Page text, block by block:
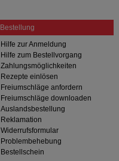
Bestellung
Hilfe zur Anmeldung
Hilfe zum Bestellvorgang
Zahlungsmöglichkeiten
Rezepte einlösen
Freiumschläge anfordern
Freiumschläge downloaden
Auslandsbestellung
Reklamation
Widerrufsformular
Problembehebung
Bestellschein